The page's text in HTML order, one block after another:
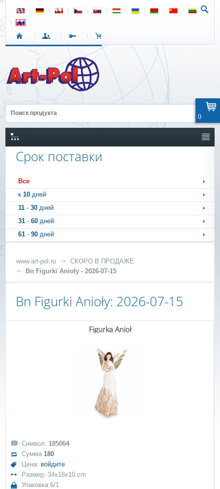
Срок поставки
Все
к10дней
11 -30 дней
31 -60 дней
61 -90 дней
www.art-pol.ru
СКОРО В ПРОДАЖЕ
Bn Figurki Anioły - 2026-07-15
Bn Figurki Anioły: 2026-07-15
Figurka Anioł
Символ: 185064
Сумма180
Цена: войдите
Размер: 34x16x10 cm
Упаковка 6/1
0